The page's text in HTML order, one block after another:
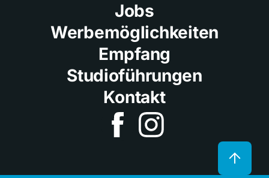
Jobs
Werbemöglichkeiten
Empfang
Studioführungen
Kontakt